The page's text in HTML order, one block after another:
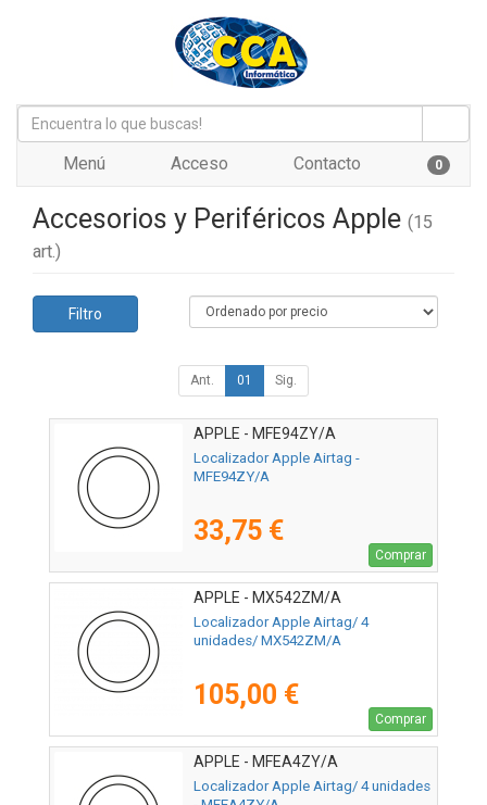
Menú Acceso Contacto 0
Accesorios y Periféricos Apple (15
art.)
Filtro
Ant. 01 Sig.
APPLE - MFE94ZY/A
Localizador Apple Airtag -
MFE94ZY/A
33,75 €
Comprar
APPLE - MX542ZM/A
Localizador Apple Airtag/ 4
unidades/ MX542ZM/A
105,00 €
Comprar
APPLE - MFEA4ZY/A
Localizador Apple Airtag/ 4 unidades